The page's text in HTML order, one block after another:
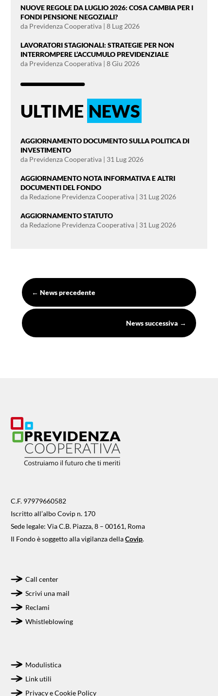
NUOVE REGOLE DA LUGLIO 2026: COSA CAMBIA PER I
FONDI PENSIONE NEGOZIALI?
da Previdenza Cooperativa |8 Lug 2026
LAVORATORI STAGIONALI: STRATEGIE PER NON
INTERROMPERE L’ACCUMULO PREVIDENZIALE
da Previdenza Cooperativa |8 Giu 2026
ULTIME NEWS
AGGIORNAMENTO DOCUMENTO SULLA POLITICA DI
INVESTIMENTO
da Previdenza Cooperativa | 31 Lug 2026
AGGIORNAMENTO NOTA INFORMATIVA E ALTRI
DOCUMENTI DEL FONDO
da Redazione Previdenza Cooperativa | 31 Lug 2026
AGGIORNAMENTO STATUTO
da Redazione Previdenza Cooperativa | 31 Lug 2026
← News precedente
News successiva →
C.F. 97979660582
Iscritto all’albo Covip n. 170
Sede legale: Via C.B. Piazza, 8 – 00161, Roma
Il Fondo è soggetto alla vigilanza dellaCovip.
Call center
Scrivi una mail
Reclami
Whistleblowing
Modulistica
Link utili
Privacy e Cookie Policy